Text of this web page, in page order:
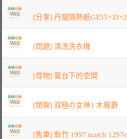
[分享] 丹龍隔熱紙
[問題] 清洗洗衣機
[尋物] 窗台下的空間
[閒聊] 双極の女神1 木魔爵
[售車] 新竹 1997 march